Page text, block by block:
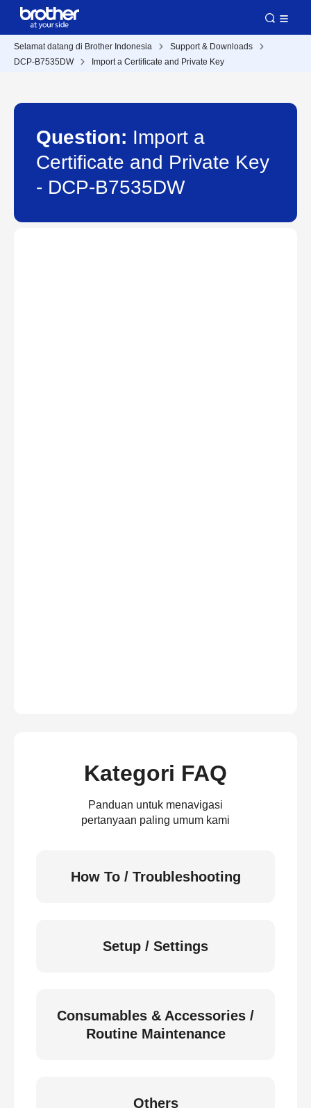
Selamat datang di Brother Indonesia
Support & Downloads
DCP-B7535DW
Import a Certificate and Private Key
Question: Import a
Certificate and Private Key
- DCP-B7535DW
Kategori FAQ
Panduan untuk menavigasi
pertanyaan paling umum kami
How To / Troubleshooting
Setup / Settings
Consumables & Accessories /
Routine Maintenance
Others